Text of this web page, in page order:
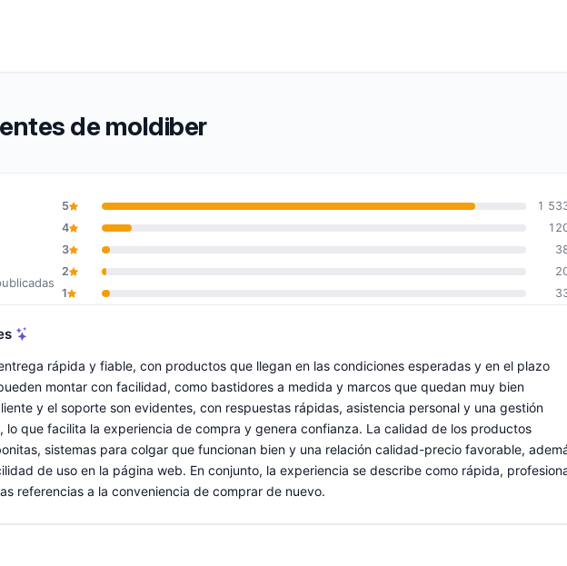
de moldiber
9,6 de 10
5
1
4
3
2
1
rápida y fiable, con productos que llegan en las condiciones esperadas y en el plazo
montar con facilidad, como bastidores a medida y marcos que quedan muy bien
y el soporte son evidentes, con respuestas rápidas, asistencia personal y una gestión
que facilita la experiencia de compra y genera confianza. La calidad de los productos
sistemas para colgar que funcionan bien y una relación calidad-precio favorable,
de uso en la página web. En conjunto, la experiencia se describe como rápida,
referencias a la conveniencia de comprar de nuevo.